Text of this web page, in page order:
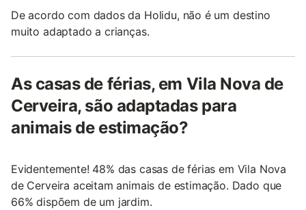
De acordo com dados da Holidu, não é um destino
muito adaptado a crianças.
As casas de férias, em Vila Nova de
Cerveira, são adaptadas para
animais de estimação?
Evidentemente! 48% das casas de férias em Vila Nova
de Cerveira aceitam animais de estimação. Dado que
66% dispõem de um jardim.